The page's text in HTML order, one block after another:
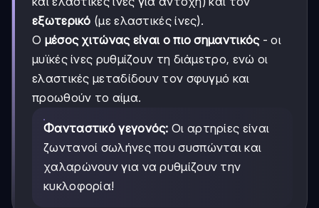
εξωτερικό (με ελαστικές ίνες).
Ο μέσος χιτώνας είναι ο πιο σημαντικός- οι
μυϊκές ίνες ρυθμίζουν τη διάμετρο, ενώ οι
ελαστικές μεταδίδουν τον σφυγμό και
προωθούν το αίμα.
Φανταστικό γεγονός: Οι αρτηρίες είναι
ζωντανοί σωλήνες που συσπώνται και
χαλαρώνουν για να ρυθμίζουν την
κυκλοφορία!